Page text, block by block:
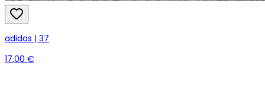
adidas | 37
17,00 €